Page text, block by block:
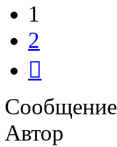
1
2
Сообщение
Автор